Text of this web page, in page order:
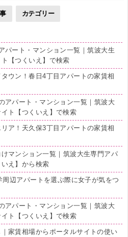
カテゴリー
パート・マンション一覧｜筑波大生
【つくいえ】で検索
ウン！春日4丁目アパートの家賃相
アパート・マンション一覧｜筑波大
ト【つくいえ】で検索
ア！天久保3丁目アパートの家賃相
マンション一覧｜筑波大生専門アパ
え】から検索
周辺アパートを選ぶ際に女子が気をつ
アパート・マンション一覧｜筑波大
ト【つくいえ】で検索
家賃相場からポータルサイトの使い